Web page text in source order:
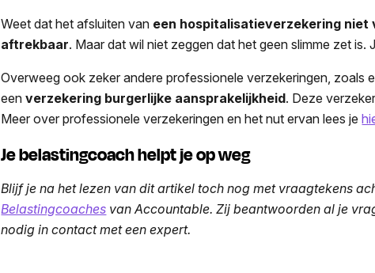
Weet dat het afsluiten van een hospitalisatieverzekering
aftrekbaar. Maar dat wil niet zeggen dat het geen slimme zet is.
Overweeg ook zeker andere professionele verzekeringen, zoals
eenverzekering burgerlijke aansprakelijkheid. Deze
Meer over professionele verzekeringen en het nut ervan lees je
Je belastingcoach helpt je op weg
Blijf je na het lezen van dit artikel toch nog met vraagtekens
Belastingcoaches van Accountable. Zij beantwoorden al je
nodig in contact met een expert.